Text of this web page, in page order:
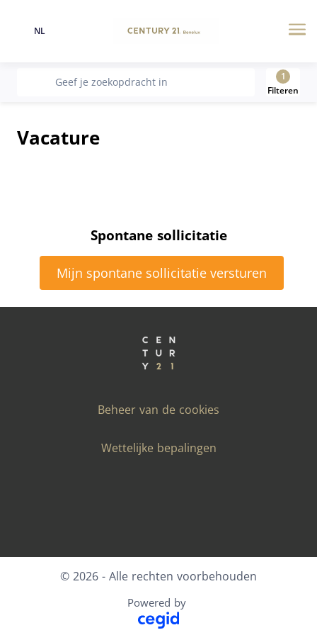
Taal
NL
recherche
Geef je zoekopdracht in
1
Filteren
Vacature
Spontane sollicitatie
Mijn spontane sollicitatie versturen
Beheer van de cookies
Wettelijke bepalingen
© 2026 - Alle rechten voorbehouden
Powered by